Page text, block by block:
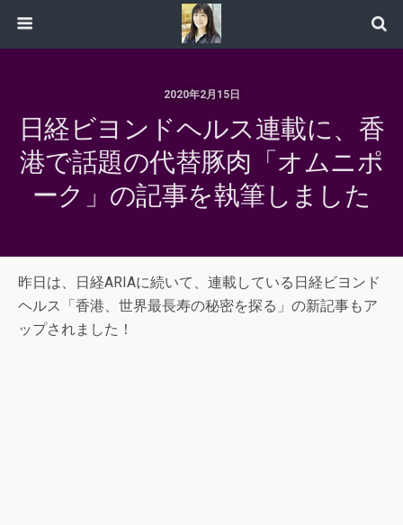
2020年2月15日
日経ビヨンドヘルス連載に、香
港で話題の代替豚肉「オムニポ
ーク」の記事を執筆しました
昨日は、日経ARIAに続いて、連載している日経ビヨンド
ヘルス「香港、世界最長寿の秘密を探る」の新記事もア
ップされました！